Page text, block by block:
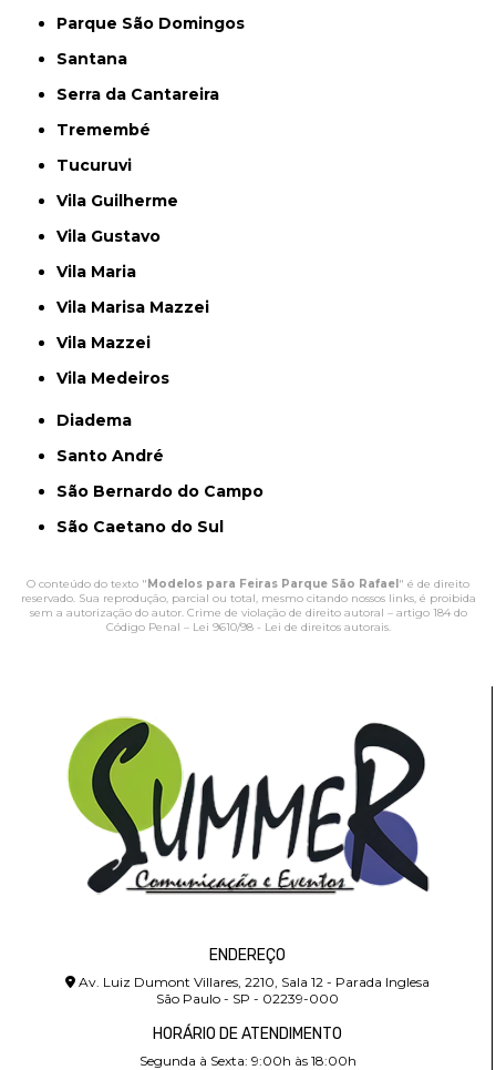
Parque São Domingos
Santana
Serra da Cantareira
Tremembé
Tucuruvi
Vila Guilherme
Vila Gustavo
Vila Maria
Vila Marisa Mazzei
Vila Mazzei
Vila Medeiros
Diadema
Santo André
São Bernardo do Campo
São Caetano do Sul
O conteúdo do texto " Modelos para Feiras Parque São Rafael " é de direito
reservado. Sua reprodução, parcial ou total, mesmo citando nossos links, é proibida
sem a autorização do autor. Crime de violação de direito autoral – artigo 184 do
Código Penal – Lei 9610/98 - Lei de direitos autorais.
ENDEREÇO
Av. Luiz Dumont Villares, 2210, Sala 12 - Parada Inglesa
São Paulo - SP - 02239-000
HORÁRIO DE ATENDIMENTO
Segunda à Sexta: 9:00h às 18:00h